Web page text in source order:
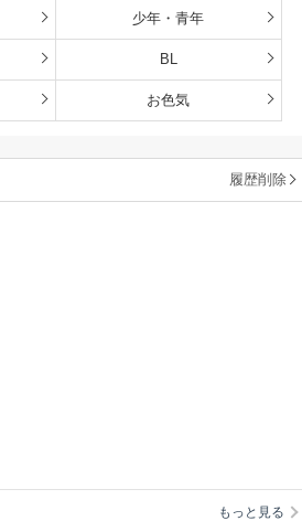
少年・青年
BL
お色気
履歴削除
もっと見る